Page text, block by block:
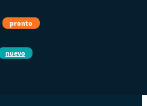
pronto
nuevo